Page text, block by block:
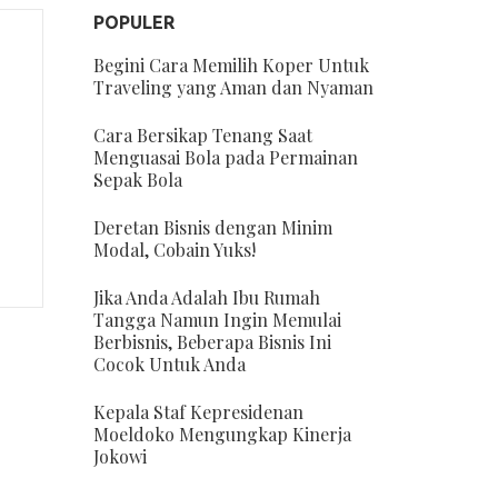
POPULER
Begini Cara Memilih Koper Untuk
Traveling yang Aman dan Nyaman
Cara Bersikap Tenang Saat
Menguasai Bola pada Permainan
Sepak Bola
Deretan Bisnis dengan Minim
Modal, Cobain Yuks!
Jika Anda Adalah Ibu Rumah
Tangga Namun Ingin Memulai
Berbisnis, Beberapa Bisnis Ini
Cocok Untuk Anda
Kepala Staf Kepresidenan
Moeldoko Mengungkap Kinerja
Jokowi